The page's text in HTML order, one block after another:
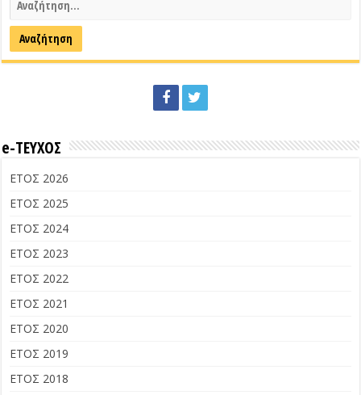
e-ΤΕΥΧΟΣ
ΕΤΟΣ 2026
ΕΤΟΣ 2025
ΕΤΟΣ 2024
ΕΤΟΣ 2023
ΕΤΟΣ 2022
ΕΤΟΣ 2021
ΕΤΟΣ 2020
ΕΤΟΣ 2019
ΕΤΟΣ 2018